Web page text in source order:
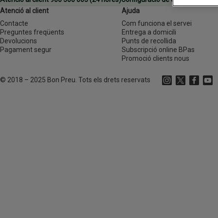
Atenció al client
Contacte
Preguntes freqüents
Devolucions
Pagament segur
Ajuda
Com funciona el servei
Entrega a domicili
Punts de recollida
Subscripció online BPas
Promoció clients nous
© 2018 – 2025 Bon Preu. Tots els drets reservats Instagram
(s'obre en una
X (s'obre
Facebook